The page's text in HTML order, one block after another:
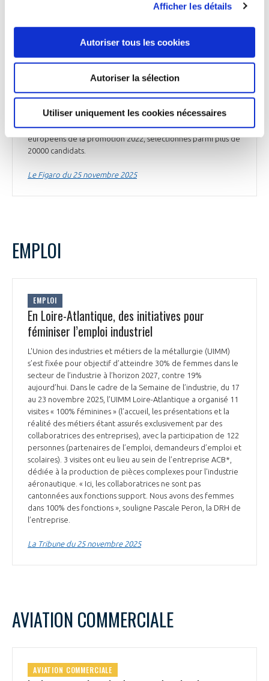
Afficher les détails
Autoriser tous les cookies
Autoriser la sélection
Utiliser uniquement les cookies nécessaires
concernant son départ pour l’ISS en 2026
astronaute française à partir en orbite, décollera à
destination de la Station spatiale internationale (ISS) le 15
février 2026. Elle a partagé les détails de sa préparation,
Toulouse. Pilote d’hélicoptère, Sophie Adenot a été
assignée à la Station spatiale parmi les 5 astronautes
européens de la promotion 2022, sélectionnés parmi plus de
20000 candidats.
Le Figaro du 25 novembre 2025
EMPLOI
EMPLOI
En Loire-Atlantique, des initiatives pour
féminiser l’emploi industriel
L'Union des industries et métiers de la métallurgie (UIMM)
s’est fixée pour objectif d’atteindre 30% de femmes dans le
secteur de l’industrie à l’horizon 2027, contre 19%
aujourd’hui. Dans le cadre de la Semaine de l’industrie, du 17
au 23 novembre 2025, l’UIMM Loire-Atlantique a organisé 11
visites « 100% féminines » (l’accueil, les présentations et la
réalité des métiers étant assurés exclusivement par des
collaboratrices des entreprises), avec la participation de 122
personnes (partenaires de l’emploi, demandeurs d’emploi et
scolaires). 3 visites ont eu lieu au sein de l’entreprise ACB*,
dédiée à la production de pièces complexes pour l'industrie
aéronautique. « Ici, les collaboratrices ne sont pas
cantonnées aux fonctions support. Nous avons des femmes
dans 100% des fonctions », souligne Pascale Peron, la DRH de
l’entreprise.
La Tribune du 25 novembre 2025
AVIATION COMMERCIALE
AVIATION COMMERCIALE